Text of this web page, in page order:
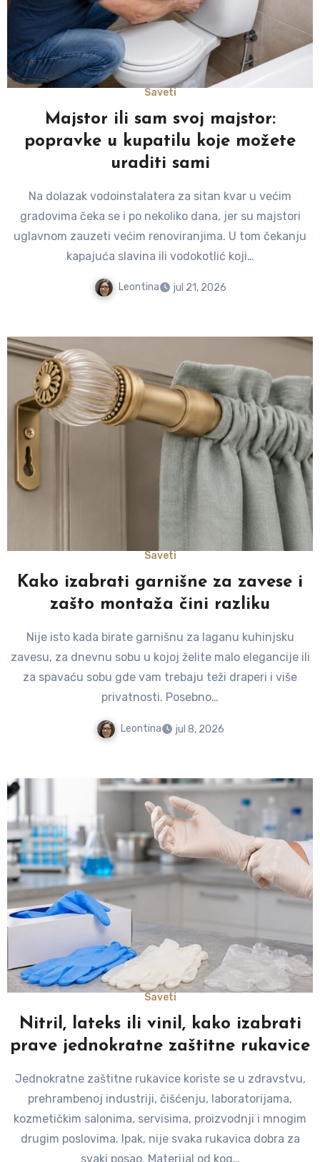
Saveti
Majstor ili sam svoj majstor:
popravke u kupatilu koje možete
uraditi sami
Na dolazak vodoinstalatera za sitan kvar u većim
gradovima čeka se i po nekoliko dana, jer su majstori
uglavnom zauzeti većim renoviranjima. U tom čekanju
kapajuća slavina ili vodokotlić koji…
Leontina jul 21, 2026
Saveti
Kako izabrati garnišne za zavese i
zašto montaža čini razliku
Nije isto kada birate garnišnu za laganu kuhinjsku
zavesu, za dnevnu sobu u kojoj želite malo elegancije ili
za spavaću sobu gde vam trebaju teži draperi i više
privatnosti. Posebno…
Leontina jul 8, 2026
Saveti
Nitril, lateks ili vinil, kako izabrati
prave jednokratne zaštitne rukavice
Jednokratne zaštitne rukavice koriste se u zdravstvu,
prehrambenoj industriji, čišćenju, laboratorijama,
kozmetičkim salonima, servisima, proizvodnji i mnogim
drugim poslovima. Ipak, nije svaka rukavica dobra za
svaki posao. Materijal od kog…